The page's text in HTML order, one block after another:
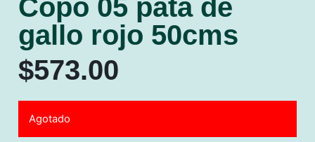
Copo 05 pata de
gallo rojo 50cms
$573.00
Agotado